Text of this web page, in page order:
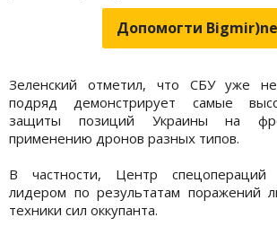
Допомогти
Зеленский отметил, что СБУ уже
подряд демонстрирует самые
защиты позиций Украины на
применению дронов разных типов.
В частности, Центр спецопераций
лидером по результатам поражений
техники сил оккупанта.